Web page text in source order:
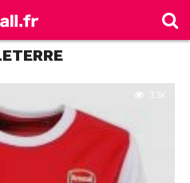
3.3K